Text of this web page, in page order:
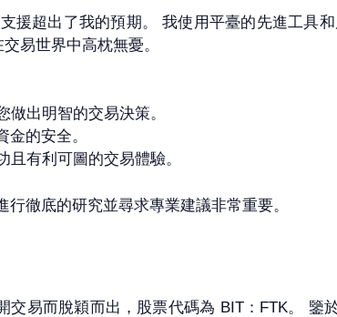
援超出了我的預期。 我使用平臺的先進工具
易世界中高枕無憂。
出明智的交易決策。
的安全。
有利可圖的交易體驗。
徹底的研究並尋求專業建議非常重要。
易而脫穎而出，股票代碼為 BIT：FTK。 鑒